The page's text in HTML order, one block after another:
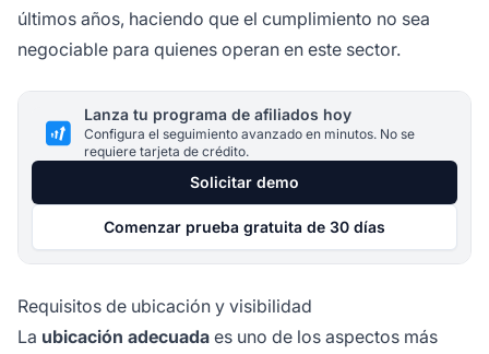
últimos años, haciendo que el cumplimiento no sea
negociable para quienes operan en este sector.
Lanza tu programa de afiliados hoy
Configura el seguimiento avanzado en minutos. No se
requiere tarjeta de crédito.
Solicitar demo
Comenzar prueba gratuita de 30 días
Requisitos de ubicación y visibilidad
La ubicación adecuada es uno de los aspectos más